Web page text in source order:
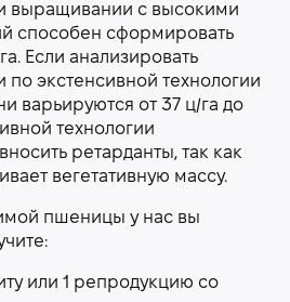
выращивании с высокими
способен сформировать
Если анализировать
по экстенсивной технологии
варьируются от 37 ц/га до
технологии
ретарданты, так как
вегетативную массу.
пшеницы у нас вы
или 1 репродукцию со